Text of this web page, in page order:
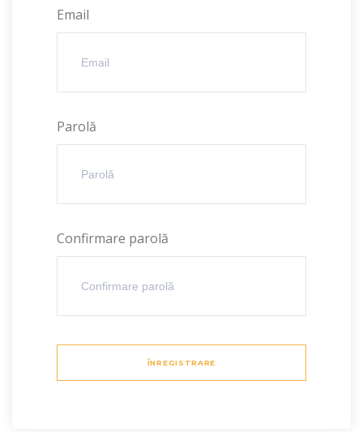
Email
Parolă
Confirmare parolă
ÎNREGISTRARE